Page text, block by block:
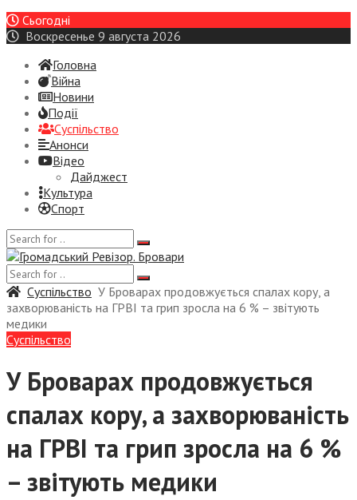
Сьогодні
Воскресенье 9 августа 2026
Головна
Війна
Новини
Події
Суспiльство
Анонси
Відео
Дайджест
Культура
Спорт
Суспiльство У Броварах продовжується спалах кору, а
захворюваність на ГРВІ та грип зросла на 6 % – звітують
медики
Суспiльство
У Броварах продовжується
спалах кору, а захворюваність
на ГРВІ та грип зросла на 6 %
– звітують медики